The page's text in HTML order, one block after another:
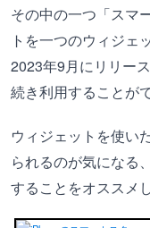
その中の一つ「スマ
トを一つのウィジェ
2023年9月にリリー
続き利用することが
ウィジェットを使い
られるのが気になる
することをオススメ